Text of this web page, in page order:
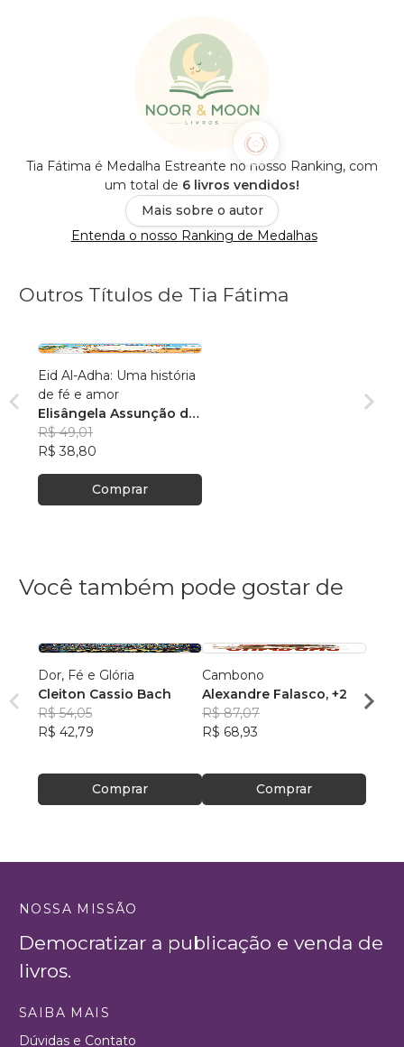
Tia Fátima é Medalha Estreante no nosso Ranking, com
um total de 6 livros vendidos!
Mais sobre o autor
Entenda o nosso Ranking de Medalhas
Outros Títulos de Tia Fátima
Eid Al-Adha: Uma história
de fé e amor
Elisângela Assunção de
Oliveira
R$ 49,01
R$ 38,80
Comprar
Você também pode gostar de
Dor, Fé e Glória
Cleiton Cassio Bach
R$ 54,05
R$ 42,79
Comprar
Cambono
Alexandre Falasco, +2
R$ 87,07
R$ 68,93
Comprar
R$
NOSSA MISSÃO
Democratizar a publicação e venda de
livros.
SAIBA MAIS
Dúvidas e Contato